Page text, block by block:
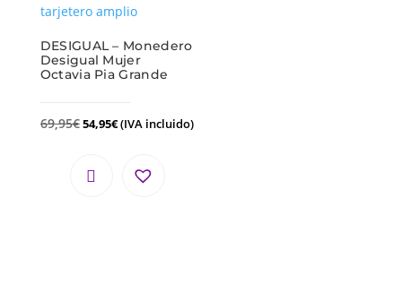
DESIGUAL – Monedero
Desigual Mujer
Octavia Pia Grande
69,95€54,95€(IVA incluido)